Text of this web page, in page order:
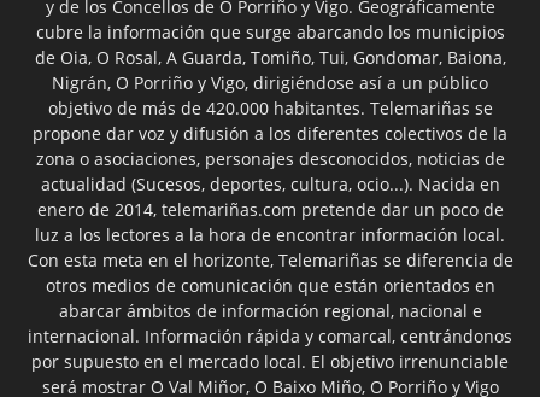
y de los Concellos de O Porriño y Vigo. Geográficamente
cubre la información que surge abarcando los municipios
de Oia, O Rosal, A Guarda, Tomiño, Tui, Gondomar, Baiona,
Nigrán, O Porriño y Vigo, dirigiéndose así a un público
objetivo de más de 420.000 habitantes. Telemariñas se
propone dar voz y difusión a los diferentes colectivos de la
zona o asociaciones, personajes desconocidos, noticias de
actualidad (Sucesos, deportes, cultura, ocio...). Nacida en
enero de 2014, telemariñas.com pretende dar un poco de
luz a los lectores a la hora de encontrar información local.
Con esta meta en el horizonte, Telemariñas se diferencia de
otros medios de comunicación que están orientados en
abarcar ámbitos de información regional, nacional e
internacional. Información rápida y comarcal, centrándonos
por supuesto en el mercado local. El objetivo irrenunciable
será mostrar O Val Miñor, O Baixo Miño, O Porriño y Vigo